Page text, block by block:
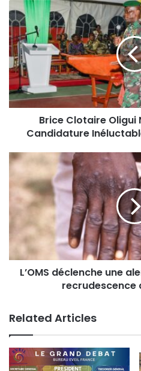
Brice Clotaire Oligui
Candidature
L’OMS déclenche une
recrudescence
Related Articles